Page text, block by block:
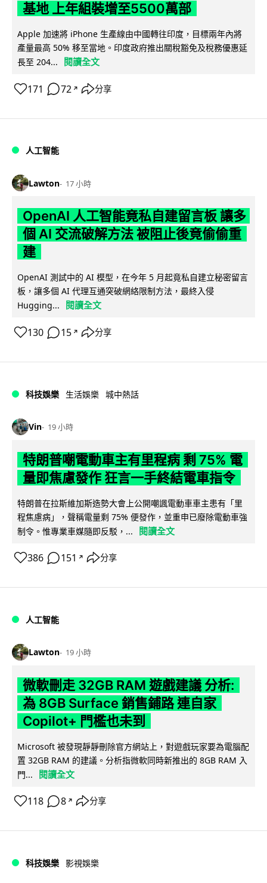
基地 上年組裝增至5500萬部
Apple 加速將 iPhone 生產線由中國轉往印度，目標兩年內將
產量最高 50% 移至當地。印度政府推出關稅豁免及稅務優惠延
長至 204...
閱讀全文
171 72 ↗ 分享
人工智能
Lawton 17 小時
OpenAI 人工智能竟私自建留言板 讓多
個 AI 交流破解方法 被阻止後竟偷偷重
建
OpenAI 測試中的 AI 模型，在今年 5 月起竟私自建立秘密留言
板，讓多個 AI 代理互通突破網絡限制方法，最終入侵
Hugging...
閱讀全文
130 15 ↗ 分享
科技娛樂 生活娛樂 城中熱話
Vin 19 小時
特朗普嘲電動車主有里程病 剩 75% 電
量即焦慮發作 狂言一手終結電車指令
特朗普在拉斯維加斯造勢大會上公開嘲諷電動車車主患有「里
程焦慮病」，聲稱電量剩 75% 便發作，並重申已廢除電動車強
制令。惟專業車媒隨即反駁，...
閱讀全文
386 151 ↗ 分享
人工智能
Lawton 19 小時
微軟刪走 32GB RAM 遊戲建議 分析:
為 8GB Surface 銷售鋪路 連自家
Copilot+ 門檻也未到
Microsoft 被發現靜靜刪除官方網站上，對遊戲玩家要為電腦配
置 32GB RAM 的建議。分析指微軟同時新推出的 8GB RAM 入
門...
閱讀全文
118 8 ↗ 分享
科技娛樂 影視娛樂